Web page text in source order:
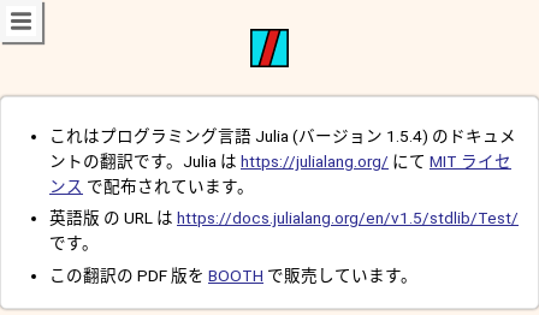
これはプログラミング言語 Julia (バージョン 1.5.4) のドキュメ
ントの翻訳です。Julia は https://julialang.org/ にて MIT ライセ
ンス で配布されています。
英語版 の URL は https://docs.julialang.org/en/v1.5/stdlib/Test/
です。
この翻訳の PDF 版を BOOTH で販売しています。